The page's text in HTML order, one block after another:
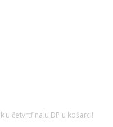
u četvrtfinalu DP u košarci!